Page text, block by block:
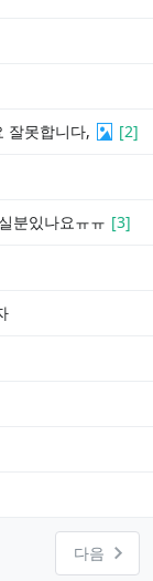
잘못합니다, [2]
분있나요ㅠㅠ [3]
다음